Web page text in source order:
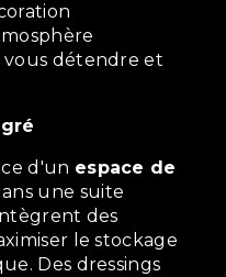
détendre et
d'un espace de
une suite
des
le stockage
Des dressings